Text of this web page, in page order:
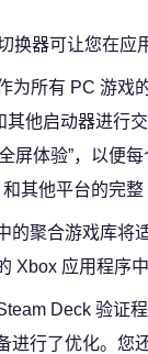
换器可让您在应
为所有 PC 游戏
他启动器进行
屏体验”，以便
和其他平台的完
的聚合游戏库将
Xbox 应用程序
Deck 验证
进行了优化。您